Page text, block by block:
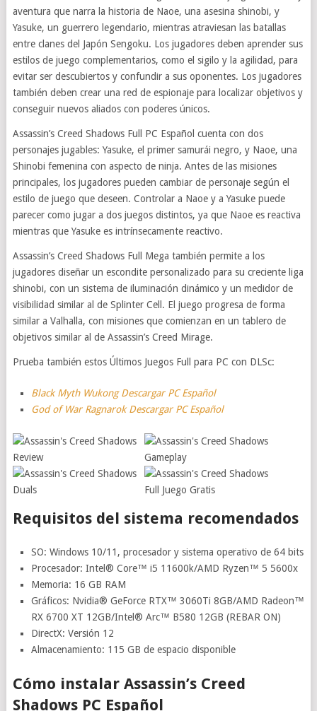
aventura que narra la historia de Naoe, una asesina shinobi, y
Yasuke, un guerrero legendario, mientras atraviesan las batallas
entre clanes del Japón Sengoku. Los jugadores deben aprender sus
estilos de juego complementarios, como el sigilo y la agilidad, para
evitar ser descubiertos y confundir a sus oponentes. Los jugadores
también deben crear una red de espionaje para localizar objetivos y
conseguir nuevos aliados con poderes únicos.
Assassin’s Creed Shadows Full PC Español cuenta con dos
personajes jugables: Yasuke, el primer samurái negro, y Naoe, una
Shinobi femenina con aspecto de ninja. Antes de las misiones
principales, los jugadores pueden cambiar de personaje según el
estilo de juego que deseen. Controlar a Naoe y a Yasuke puede
parecer como jugar a dos juegos distintos, ya que Naoe es reactiva
mientras que Yasuke es intrínsecamente reactivo.
Assassin’s Creed Shadows Full Mega también permite a los
jugadores diseñar un escondite personalizado para su creciente liga
shinobi, con un sistema de iluminación dinámico y un medidor de
visibilidad similar al de Splinter Cell. El juego progresa de forma
similar a Valhalla, con misiones que comienzan en un tablero de
objetivos similar al de Assassin’s Creed Mirage.
Prueba también estos Últimos Juegos Full para PC con DLSc:
Black Myth Wukong Descargar PC Español
God of War Ragnarok Descargar PC Español
Requisitos del sistema recomendados
SO: Windows 10/11, procesador y sistema operativo de 64 bits
Procesador: Intel® Core™ i5 11600k/AMD Ryzen™ 5 5600x
Memoria: 16 GB RAM
Gráficos: Nvidia® GeForce RTX™ 3060Ti 8GB/AMD Radeon™
RX 6700 XT 12GB/Intel® Arc™ B580 12GB (REBAR ON)
DirectX: Versión 12
Almacenamiento: 115 GB de espacio disponible
Cómo instalar Assassin’s Creed
Shadows PC Español